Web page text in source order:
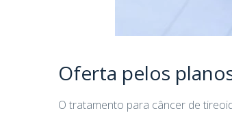
Oferta pelos
O tratamento para câncer de